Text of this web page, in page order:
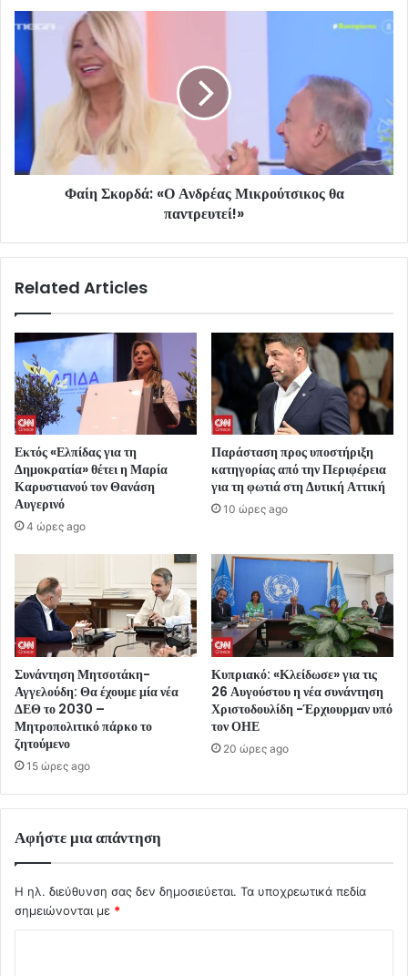
Φαίη Σκορδά: «Ο Ανδρέας Μικρούτσικος θα
παντρευτεί!»
Related Articles
Εκτός «Ελπίδας για τη
Δημοκρατία» θέτει η Μαρία
Καρυστιανού τον Θανάση
Αυγερινό
4 ώρες ago
Παράσταση προς υποστήριξη
κατηγορίας από την Περιφέρεια
για τη φωτιά στη Δυτική Αττική
10 ώρες ago
Συνάντηση Μητσοτάκη-
Αγγελούδη: Θα έχουμε μία νέα
ΔΕΘ το 2030 –
Μητροπολιτικό πάρκο το
ζητούμενο
15 ώρες ago
Κυπριακό: «Κλείδωσε» για τις
26 Αυγούστου η νέα συνάντηση
Χριστοδουλίδη -Έρχιουρμαν υπό
τον ΟΗΕ
20 ώρες ago
Αφήστε μια απάντηση
Η ηλ. διεύθυνση σας δεν δημοσιεύεται. Τα υποχρεωτικά πεδία
σημειώνονται με *